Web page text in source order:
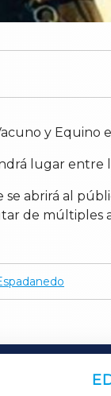
y
lugar entre
se abrirá al
de